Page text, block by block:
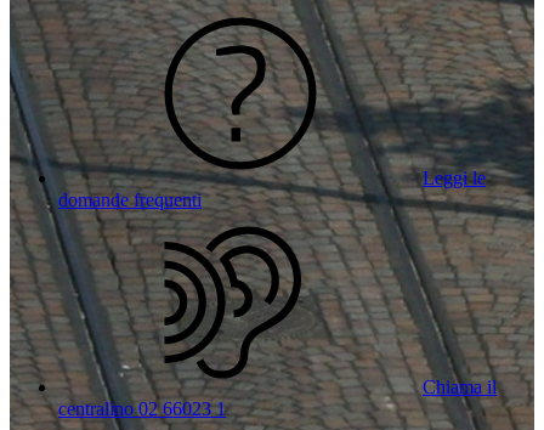
Leggi le
domande frequenti
Chiama il
centralino 02 66023 1